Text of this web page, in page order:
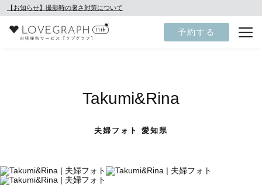
【お知らせ】撮影時の暑さ対策について
予約する
Takumi&Rina
夫婦フォト 愛知県